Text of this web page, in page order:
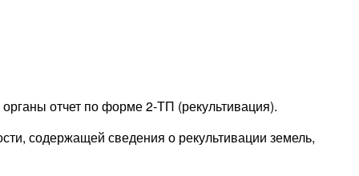
отчет по форме 2-ТП (рекультивация).
содержащей сведения о рекультивации земель,